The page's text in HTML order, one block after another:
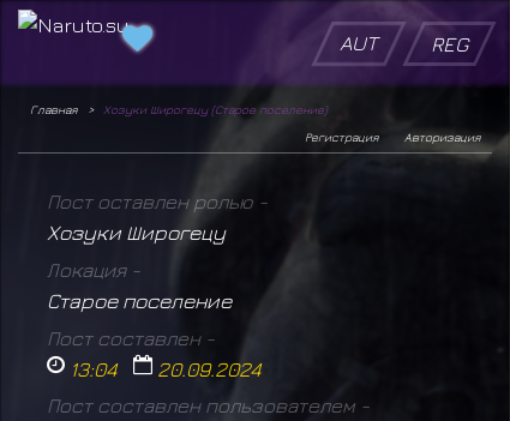
AUT REG
Главная
Хозуки Широгецу (Старое поселение)
Авторизация
Регистрация
Пост оставлен ролью -
Хозуки Широгецу
Локация -
Старое поселение
Пост составлен -
13:04 20.09.2024
Пост составлен пользователем -